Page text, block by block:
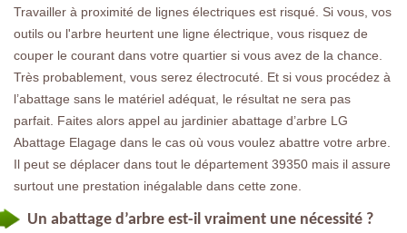
Travailler à proximité de lignes électriques est risqué. Si vous, vos
outils ou l'arbre heurtent une ligne électrique, vous risquez de
couper le courant dans votre quartier si vous avez de la chance.
Très probablement, vous serez électrocuté. Et si vous procédez à
l’abattage sans le matériel adéquat, le résultat ne sera pas
parfait. Faites alors appel au jardinier abattage d’arbre LG
Abattage Elagage dans le cas où vous voulez abattre votre arbre.
Il peut se déplacer dans tout le département 39350 mais il assure
surtout une prestation inégalable dans cette zone.
Un abattage d’arbre est-il vraiment une nécessité ?